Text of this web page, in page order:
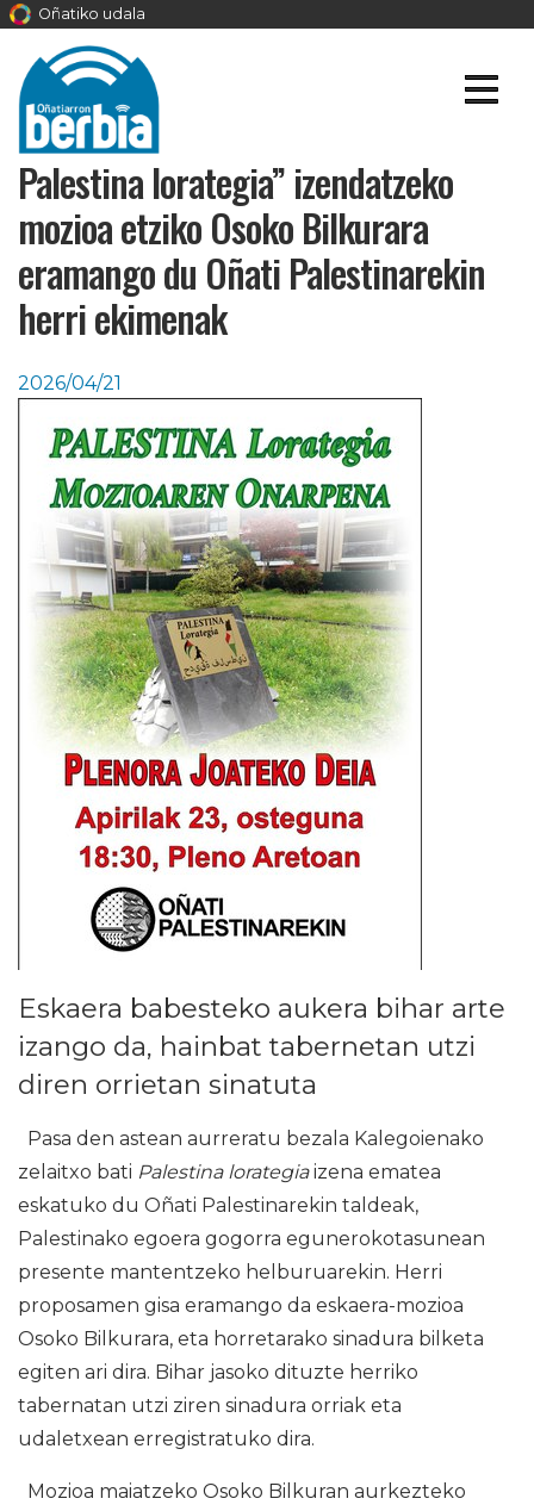
Oñatiko udala
Palestina lorategia” izendatzeko
mozioa etziko Osoko Bilkurara
eramango du Oñati Palestinarekin
herri ekimenak
2026/04/21
Eskaera babesteko aukera bihar arte
izango da, hainbat tabernetan utzi
diren orrietan sinatuta
Pasa den astean aurreratu bezala Kalegoienako
zelaitxo bati Palestina lorategiaizena ematea
eskatuko du Oñati Palestinarekin taldeak,
Palestinako egoera gogorra egunerokotasunean
presente mantentzeko helburuarekin. Herri
proposamen gisa eramango da eskaera-mozioa
Osoko Bilkurara, eta horretarako sinadura bilketa
egiten ari dira. Bihar jasoko dituzte herriko
tabernatan utzi ziren sinadura orriak eta
udaletxean erregistratuko dira.
Mozioa maiatzeko Osoko Bilkuran aurkezteko